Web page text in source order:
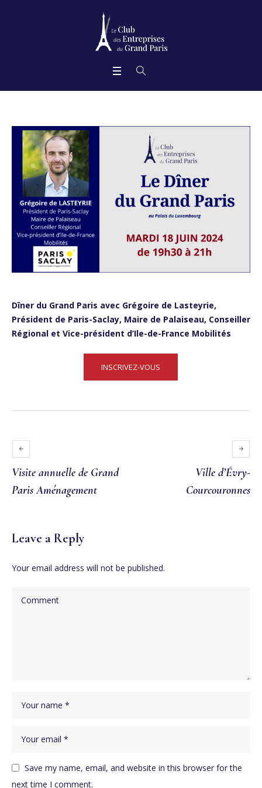
Dîner du Grand Paris avec Grégoire de Lasteyrie,
Président de Paris-Saclay, Maire de Palaiseau, Conseiller
Régional et Vice-président d’Ile-de-France Mobilités
INSCRIVEZ-VOUS
Visite annuelle de Grand
Paris Aménagement
Ville d’Évry-
Courcouronnes
Leave a Reply
Your email address will not be published.
Save my name, email, and website in this browser for the
next time I comment.